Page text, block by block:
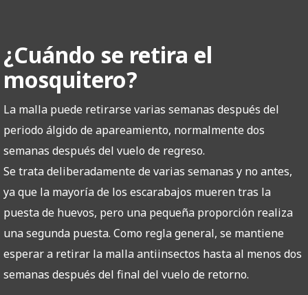
¿Cuándo se retira el
mosquitero?
La malla puede retirarse varias semanas después del
periodo álgido de apareamiento, normalmente dos
semanas después del vuelo de regreso.
Se trata deliberadamente de varias semanas y no antes,
ya que la mayoría de los escarabajos mueren tras la
puesta de huevos, pero una pequeña proporción realiza
una segunda puesta. Como regla general, se mantiene
esperar a retirar la malla antiinsectos hasta al menos dos
semanas después del final del vuelo de retorno.